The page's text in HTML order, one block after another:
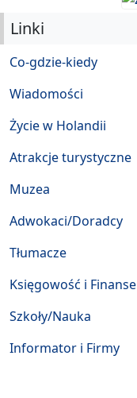
Linki
Co-gdzie-kiedy
Wiadomości
Życie w Holandii
Atrakcje turystyczne
Muzea
Adwokaci/Doradcy
Tłumacze
Księgowość i Finanse
Szkoły/Nauka
Informator i Firmy